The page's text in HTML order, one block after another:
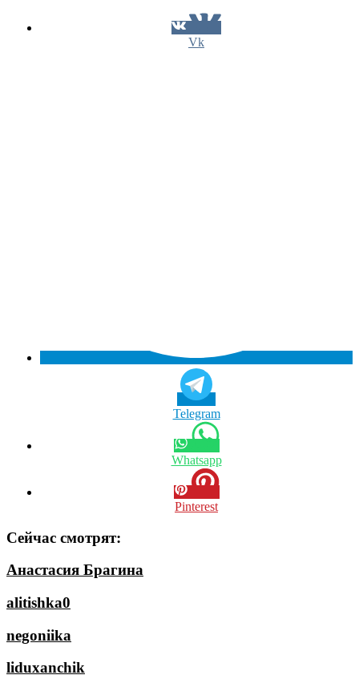
Vk
Telegram
Whatsapp
Pinterest
Сейчас смотрят:
Анастасия Брагина
alitishka0
negoniika
liduxanchik